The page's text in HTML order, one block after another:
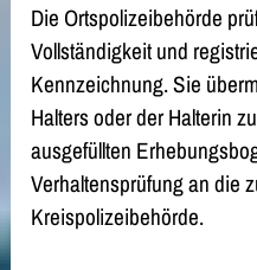
Die Ortspolizeibehörde
Vollständigkeit und
Kennzeichnung. Sie
Halters oder der Halterin
ausgefüllten
Verhaltensprüfung an die
Kreispolizeibehörde.